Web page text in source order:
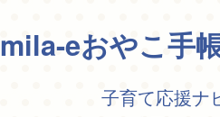
mila-eおやこ手
子育て応援ナ